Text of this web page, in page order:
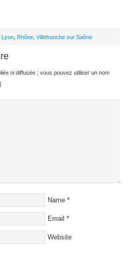
Lyon Rhône Villefranche sur Saône
ni diffusée ; vous pouvez utiliser un nom
Name *
Email *
Website